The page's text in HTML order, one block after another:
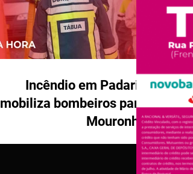
Incêndio em Padaria
mobiliza bombeiros para
Mouronho